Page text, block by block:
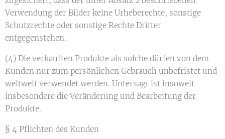
Verwendung der Bilder keine Urheberechte, sonstige
Schutzrechte oder sonstige Rechte Dritter
entgegenstehen.
(4) Die verkauften Produkte als solche dürfen von dem
Kunden nur zum persönlichen Gebrauch unbefristet und
weltweit verwendet werden. Untersagt ist insoweit
insbesondere die Veränderung und Bearbeitung der
Produkte.
§ 4 Pflichten des Kunden